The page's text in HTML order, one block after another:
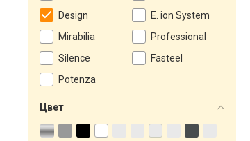
Design
E. ion System
Mirabilia
Professional
Silence
Fasteel
Potenza
Цвет